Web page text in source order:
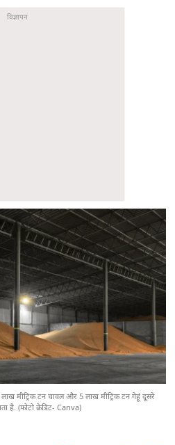
मीट्रिक टन चावल और 5 लाख मीट्रिक टन गेहूं दूसरे
है. (फोटो क्रेडिट- Canva)